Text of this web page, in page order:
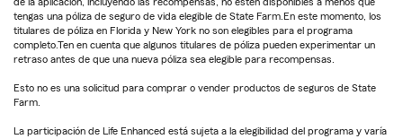
tengas una póliza de seguro de vida elegible de State Farm.En este momento, los
titulares de póliza en Florida y New York no son elegibles para el programa
completo.Ten en cuenta que algunos titulares de póliza pueden experimentar un
retraso antes de que una nueva póliza sea elegible para recompensas.
Esto no es una solicitud para comprar o vender productos de seguros de State
Farm.
La participación de Life Enhanced está sujeta a la elegibilidad del programa y varía